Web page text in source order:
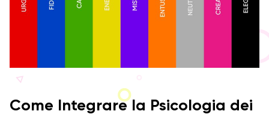
Come Integrare la Psicologia dei